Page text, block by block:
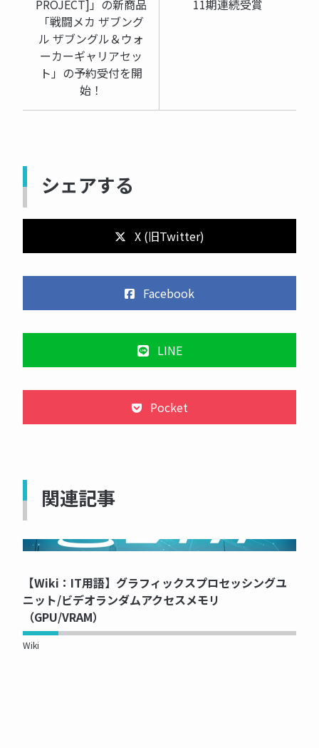
PROJECT]」の新商品
「戦闘メカ ザブング
ル ザブングル＆ウォ
ーカーギャリアセッ
ト」の予約受付を開
始！
11期連続受賞
シェアする
X (旧Twitter)
Facebook
LINE
Pocket
関連記事
NOW PRINTING...
【Wiki：IT用語】グラフィックスプロセッシングユ
ニット/ビデオランダムアクセスメモリ
（GPU/VRAM）
Wiki